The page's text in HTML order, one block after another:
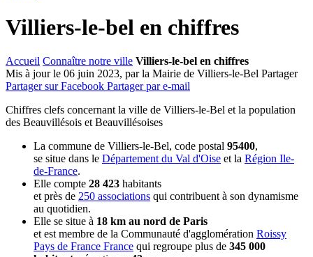
Villiers-le-bel en chiffres
Accueil Connaître notre ville Villiers-le-bel en chiffres
Mis à jour le 06 juin 2023, par la Mairie de Villiers-le-Bel Partager
Partager sur Facebook Partager par e-mail
Chiffres clefs concernant la ville de Villiers-le-Bel et la population
des Beauvillésois et Beauvillésoises
La commune de Villiers-le-Bel, code postal 95400,
se situe dans le Département du Val d'Oise et la Région Ile-
de-France.
Elle compte 28 423 habitants
et près de 250 associations qui contribuent à son dynamisme
au quotidien.
Elle se situe à 18 km au nord de Paris
et est membre de la Communauté d'agglomération Roissy
Pays de France France qui regroupe plus de 345 000